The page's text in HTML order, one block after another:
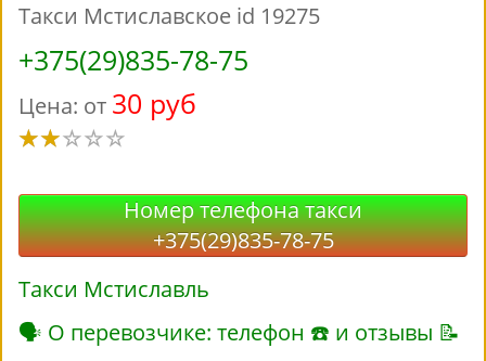
Такси Мстиславское id 19275
+375(29)835-78-75
Цена: от 30 руб
Номер телефона такси
+375(29)835-78-75
Такси Мстиславль
🗣 О перевозчике: телефон ☎ и отзывы 📝